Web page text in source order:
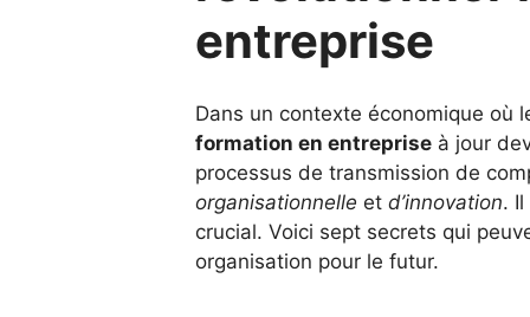
entreprise
Dans un contexte économique où
formation en entrepriseà jour
processus de transmission de
organisationnelle et d’innovation.
crucial. Voici sept secrets qui
organisation pour le futur.